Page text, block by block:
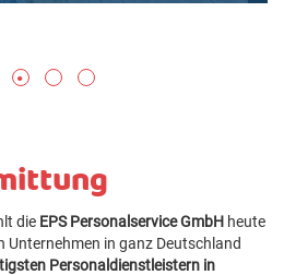
die EPS Personalservice GmbH heute
Unternehmen in ganz Deutschland
Personaldienstleistern in